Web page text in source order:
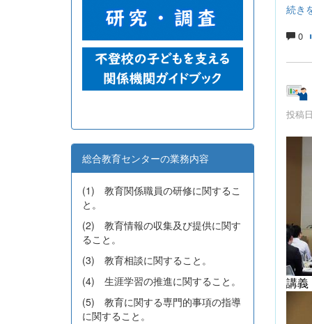
続き
0
投稿
講
総合教育センターの業務内容
(1) 教育関係職員の研修に関するこ
と。
(2) 教育情報の収集及び提供に関す
ること。
(3) 教育相談に関すること。
(4) 生涯学習の推進に関すること。
(5) 教育に関する専門的事項の指導
に関すること。